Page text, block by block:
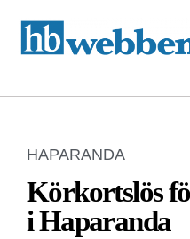
HAPARANDA
Körkortslös
i Haparanda